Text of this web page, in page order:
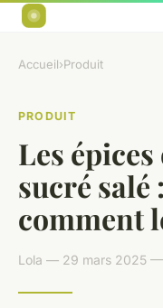
Accueil›Produit
PRODUIT
Les
sucré salé
comment
Lola — 29 mars 2025